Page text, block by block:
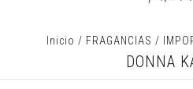
Inicio / FRAGANCIAS /
DONNA